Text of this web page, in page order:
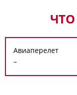
Авиаперелет
–